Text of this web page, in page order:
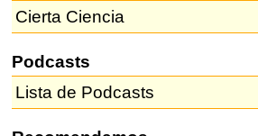
Cierta Ciencia
Podcasts
Lista de Podcasts